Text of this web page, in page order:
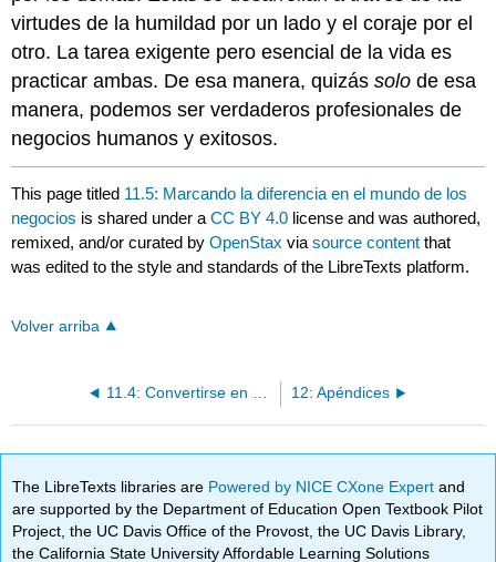
virtudes de la humildad por un lado y el coraje por el
otro. La tarea exigente pero esencial de la vida es
practicar ambas. De esa manera, quizássolo de esa
manera, podemos ser verdaderos profesionales de
negocios humanos y exitosos.
This page titled 11.5: Marcando la diferencia en el mundo de los
negocios is shared under aCC BY 4.0 license and was authored,
remixed, and/or curated byOpenStax viasource content that
was edited to the style and standards of the LibreTexts platform.
Volver arriba
11.4: Convertirse en un Profesional Ético 12: Apéndices
The LibreTexts libraries are Powered by NICE CXone Expertand
are supported by the Department of Education Open Textbook Pilot
Project, the UC Davis Office of the Provost, the UC Davis Library,
the California State University Affordable Learning Solutions